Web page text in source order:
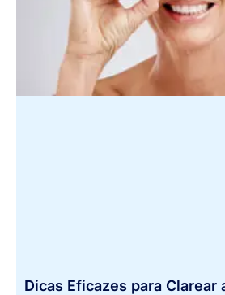
Dicas Eficazes para Clarear